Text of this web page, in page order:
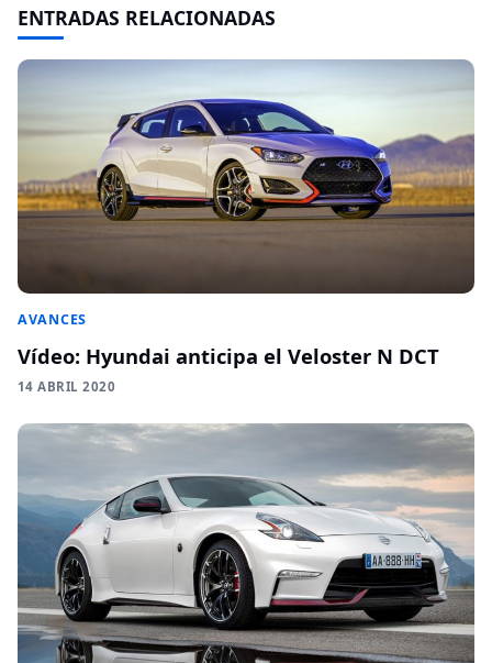
ENTRADAS RELACIONADAS
AVANCES
Vídeo: Hyundai anticipa el Veloster N DCT
14 ABRIL 2020